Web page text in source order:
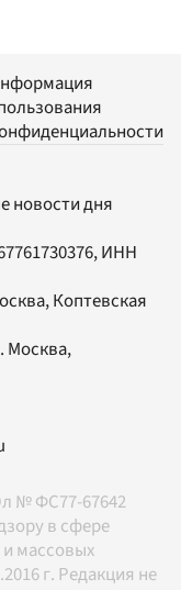
новости дня
ИНН
Коптевская
Москва,
№ ФС77-67642
в сфере
массовых
г. Редакция не